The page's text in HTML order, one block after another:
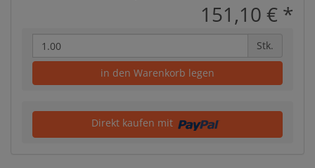
151,10 € *
Stk.
in den Warenkorb legen
Direkt kaufen mit